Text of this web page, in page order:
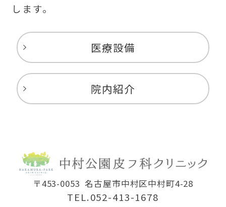
します。
医療設備
院内紹介
〒453-0053 名古屋市中村区中村町4-28
TEL.052-413-1678